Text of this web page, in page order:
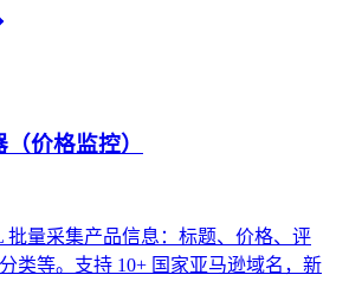
价格监控）
批量采集产品信息：标题、价格、评
类等。支持 10+ 国家亚马逊域名，新